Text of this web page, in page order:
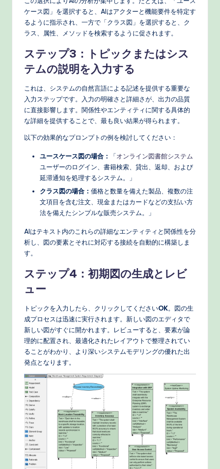
ケース図」を選択すると、AIはアクターと機能要件を特定す
るように指示され、一方で「クラス図」を選択すると、ク
ラス、属性、メソッドを検索するように促されます。
ステップ3：トピックまたはシス
テムの説明を入力する
これは、システムの自然言語による記述を提供する重要な
入力ステップです。入力の明確さと詳細さが、出力の品質
に直接影響します。関係性やエンティティに関する具体的
な詳細を提供することで、最も良い結果が得られます。
以下の効果的なプロンプトの例を検討してください：
ユースケース図の場合： 「オンライン図書館システム
ユーザーのログイン、書籍検索、貸出、返却、および
延滞通知を処理するシステム。」
クラス図の場合： 価格と数量を備えた製品、複数の注
文項目を含む注文、現金またはカードなどの支払い方
法を備えたシンプルな販売システム。」
AIはテキスト内のこれらの詳細なエンティティと関係性を分
析し、図の要素とそれに対応する接続を自動的に構築しま
す。
ステップ4：初期図の生成とレビ
ュー
トピックを入力したら、クリックしてくださいOK。図の生
成プロセスは迅速に実行されます。新しい図のエディタで
新しい図がすぐに開かれます。レビューすると、要素が論
理的に配置され、最適化されたレイアウトで整理されてい
ることがわかり、より深いシステムモデリングの優れた出
発点となります。